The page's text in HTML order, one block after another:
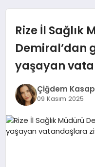
GÜNDEM
BELEDIYELER
DÜNYA
Rize İl Sağlık
Demiral’dan
yaşayan
Çiğdem Kasap
09 Kasım 2025